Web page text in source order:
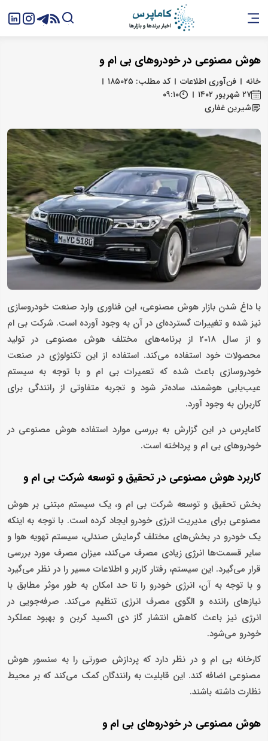
هوش مصنوعی در خودروهای بی ام و
خانه فن‌آوری اطلاعات
کد مطلب: ۱۸۵۰۲۵
۲۷ شهریور ۱۴۰۲
۰۹:۱۰
شیرین غفاری
با داغ شدن بازار هوش مصنوعی، این فناوری وارد صنعت خودروسازی
نیز شده و تغییرات گسترده‌ای در آن به وجود آورده است. شرکت بی ام
و از سال 2018 از برنامه‌های مختلف هوش مصنوعی در تولید
محصولات خود استفاده می‌کند. استفاده از این تکنولوژی در صنعت
خودروسازی باعث شده که تعمیرات بی ام و با توجه به سیستم
عیب‌یابی هوشمند، ساده‌تر شود و تجربه متفاوتی از رانندگی برای
کاربران به وجود آورد.
کاماپرس در این گزارش به بررسی موارد استفاده هوش مصنوعی در
خودروهای بی ام و پرداخته است.
کاربرد هوش مصنوعی در تحقیق و توسعه شرکت بی ام و
بخش تحقیق و توسعه شرکت بی ام و، یک سیستم مبتنی بر هوش
مصنوعی برای مدیریت انرژی خودرو ایجاد کرده است. با توجه به اینکه
یک خودرو در بخش‌های مختلف گرمایش صندلی، سیستم تهویه هوا و
سایر قسمت‌ها انرژی زیادی مصرف می‌کند، میزان مصرف مورد بررسی
قرار می‌گیرد. این سیستم، رفتار کاربر و اطلاعات مسیر را در نظر می‌گیرد
و با توجه به آن، انرژی خودرو را تا حد امکان به طور موثر مطابق با
نیازهای راننده و الگوی مصرف انرژی تنظیم می‌کند. صرفه‌جویی در
انرژی نیز باعث کاهش انتشار گاز دی اکسید کربن و بهبود عملکرد
خودرو می‌شود.
کارخانه بی ام و در نظر دارد که پردازش صورتی را به سنسور هوش
مصنوعی اضافه کند. این قابلیت به رانندگان کمک می‌کند که بر محیط
نظارت داشته باشند.
هوش مصنوعی در خودروهای بی ام و